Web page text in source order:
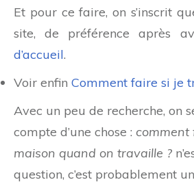
Et pour ce faire, on s’inscrit
site, de préférence après
d’accueil.
Voir enfin Comment faire si je
Avec un peu de recherche, on
compte d’une chose : comment
maison quand on travaille ?
question, c’est probablement